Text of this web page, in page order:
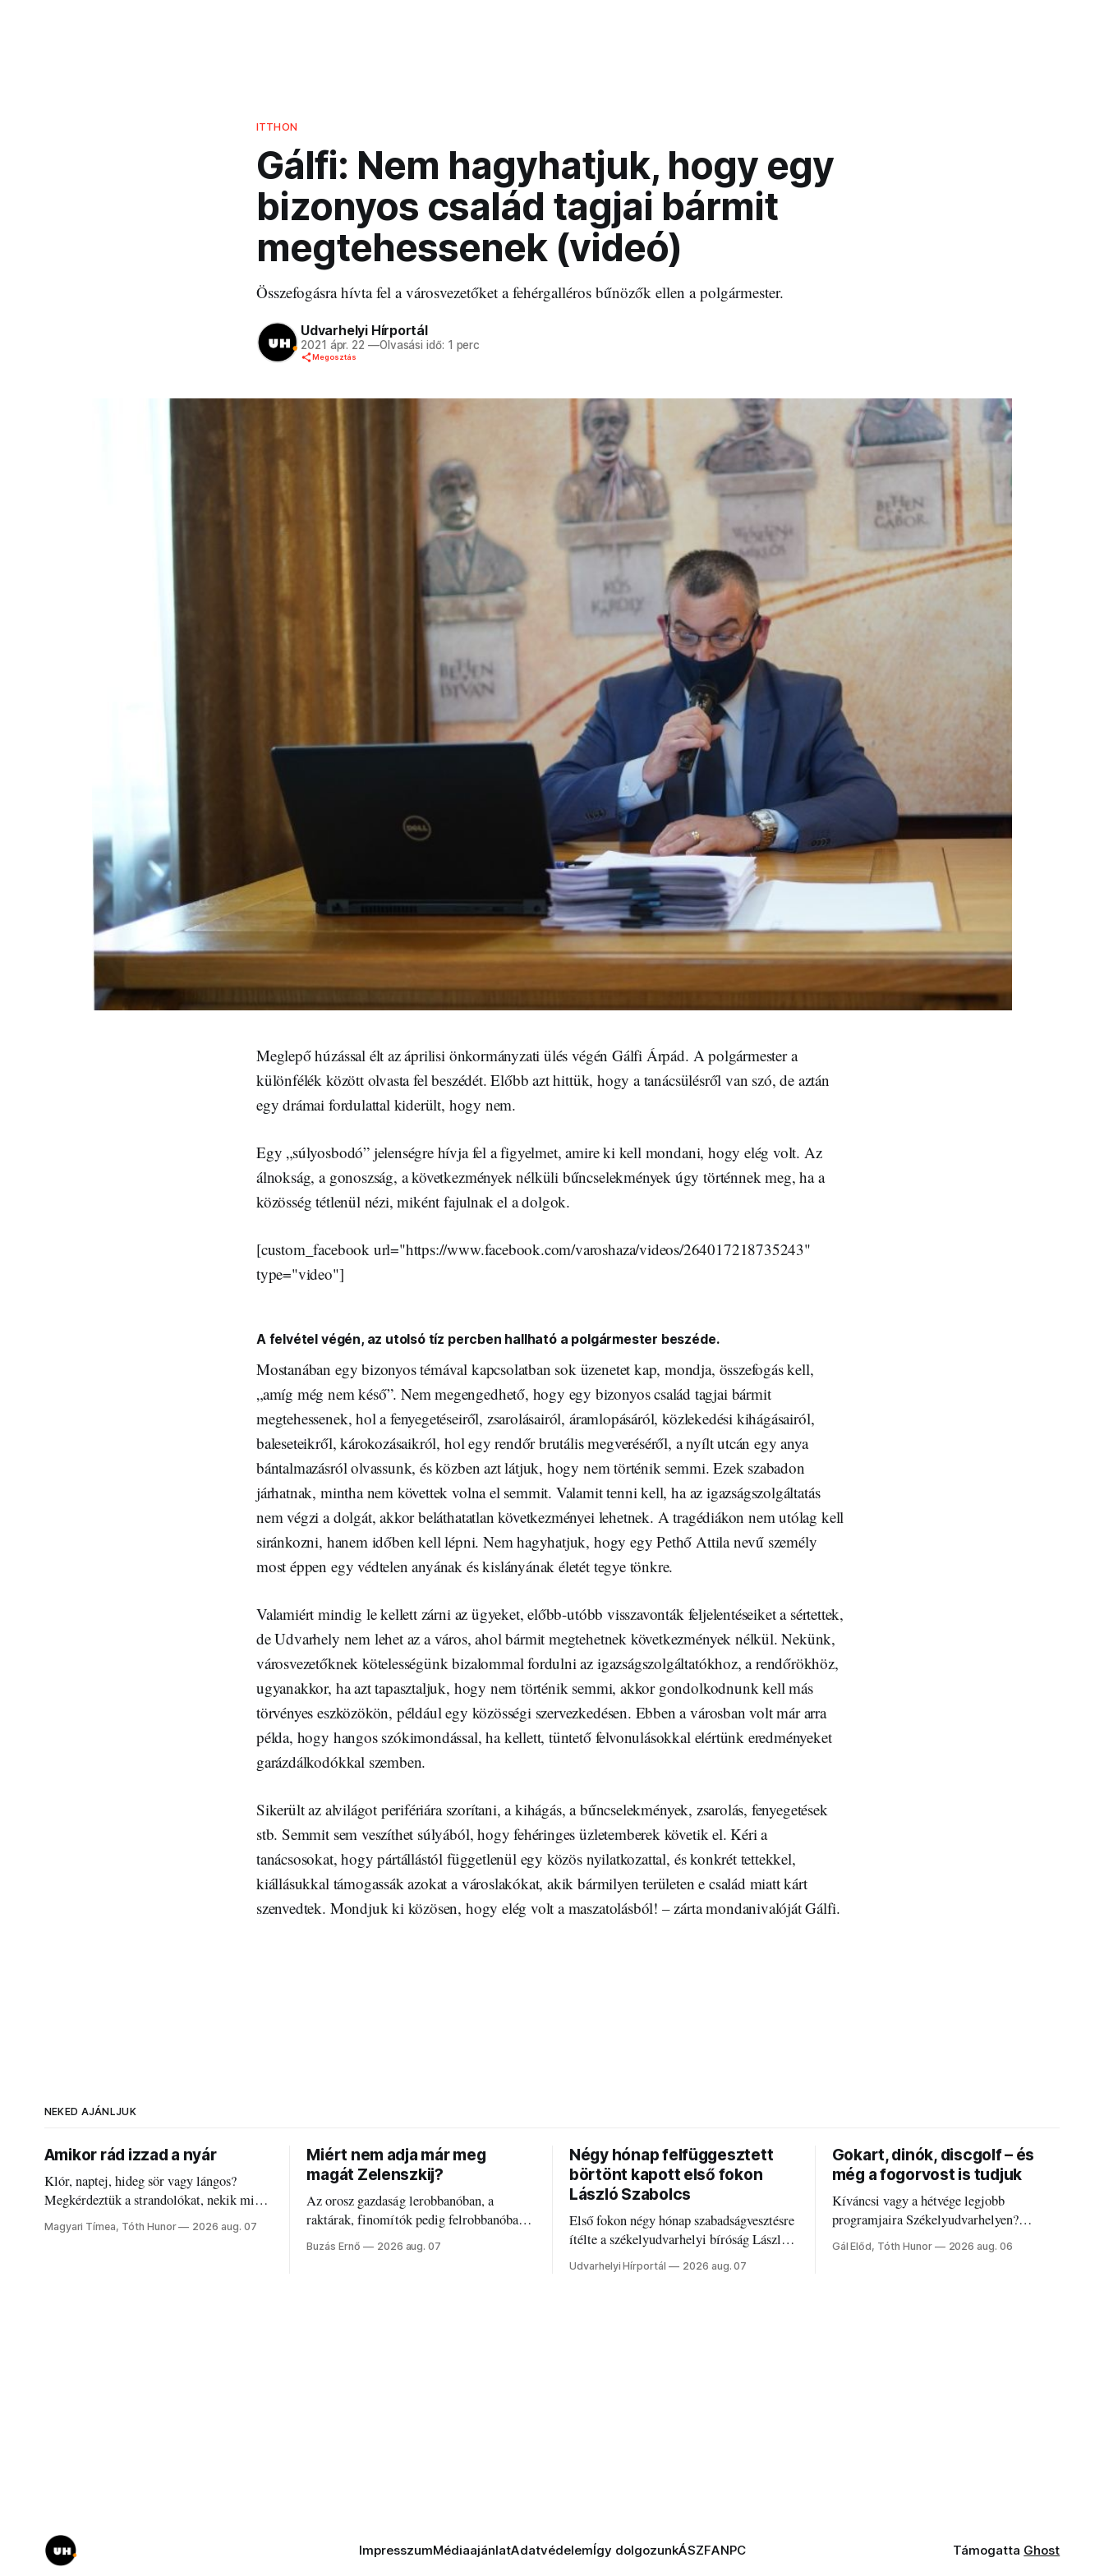
ITTHON
Gálfi: Nem hagyhatjuk, hogy egy
bizonyos család tagjai bármit
megtehessenek (videó)
Összefogásra hívta fel a városvezetőket a fehérgalléros bűnözők ellen a polgármester.
Udvarhelyi Hírportál
2021 ápr. 22 —Olvasási idő: 1 perc
Megosztás
Meglepő húzással élt az áprilisi önkormányzati ülés végén Gálfi Árpád. A polgármester a
különfélék között olvasta fel beszédét. Előbb azt hittük, hogy a tanácsülésről van szó, de aztán
egy drámai fordulattal kiderült, hogy nem.
Egy „súlyosbodó” jelenségre hívja fel a figyelmet, amire ki kell mondani, hogy elég volt. Az
álnokság, a gonoszság, a következmények nélküli bűncselekmények úgy történnek meg, ha a
közösség tétlenül nézi, miként fajulnak el a dolgok.
[custom_facebook url="https://www.facebook.com/varoshaza/videos/264017218735243"
type="video"]
A felvétel végén, az utolsó tíz percben hallható a polgármester beszéde.
Mostanában egy bizonyos témával kapcsolatban sok üzenetet kap, mondja, összefogás kell,
„amíg még nem késő”. Nem megengedhető, hogy egy bizonyos család tagjai bármit
megtehessenek, hol a fenyegetéseiről, zsarolásairól, áramlopásáról, közlekedési kihágásairól,
baleseteikről, károkozásaikról, hol egy rendőr brutális megveréséről, a nyílt utcán egy anya
bántalmazásról olvassunk, és közben azt látjuk, hogy nem történik semmi. Ezek szabadon
járhatnak, mintha nem követtek volna el semmit. Valamit tenni kell, ha az igazságszolgáltatás
nem végzi a dolgát, akkor beláthatatlan következményei lehetnek. A tragédiákon nem utólag kell
siránkozni, hanem időben kell lépni. Nem hagyhatjuk, hogy egy Pethő Attila nevű személy
most éppen egy védtelen anyának és kislányának életét tegye tönkre.
Valamiért mindig le kellett zárni az ügyeket, előbb-utóbb visszavonták feljelentéseiket a sértettek,
de Udvarhely nem lehet az a város, ahol bármit megtehetnek következmények nélkül. Nekünk,
városvezetőknek kötelességünk bizalommal fordulni az igazságszolgáltatókhoz, a rendőrökhöz,
ugyanakkor, ha azt tapasztaljuk, hogy nem történik semmi, akkor gondolkodnunk kell más
törvényes eszközökön, például egy közösségi szervezkedésen. Ebben a városban volt már arra
példa, hogy hangos szókimondással, ha kellett, tüntető felvonulásokkal elértünk eredményeket
garázdálkodókkal szemben.
Sikerült az alvilágot perifériára szorítani, a kihágás, a bűncselekmények, zsarolás, fenyegetések
stb. Semmit sem veszíthet súlyából, hogy fehéringes üzletemberek követik el. Kéri a
tanácsosokat, hogy pártállástól függetlenül egy közös nyilatkozattal, és konkrét tettekkel,
kiállásukkal támogassák azokat a városlakókat, akik bármilyen területen e család miatt kárt
szenvedtek. Mondjuk ki közösen, hogy elég volt a maszatolásból! – zárta mondanivalóját Gálfi.
NEKED AJÁNLJUK
Amikor rád izzad a nyár
Klór, naptej, hideg sör vagy lángos?
Megkérdeztük a strandolókat, nekik mi
jelenti a nyarat, és hogyan bírják a
kánikulát.
Magyari Tímea, Tóth Hunor 2026 aug. 07
Miért nem adja már meg
magát Zelenszkij?
Az orosz gazdaság lerobbanóban, a
raktárak, finomítók pedig felrobbanóban.
Akárcsak az ukrán népharag, amikor
elégedetlen vezetőivel.
Buzás Ernő 2026 aug. 07
Négy hónap felfüggesztett
börtönt kapott első fokon
László Szabolcs
Első fokon négy hónap szabadságvesztésre
ítélte a székelyudvarhelyi bíróság László
Szabolcsot.
Udvarhelyi Hírportál 2026 aug. 07
Gokart, dinók, discgolf – és
még a fogorvost is tudjuk
Kíváncsi vagy a hétvége legjobb
programjaira Székelyudvarhelyen?
Nálunk megtalálod őket – sőt, ha baj van a
fogaddal, a fogorvosi ügyeletet is!
Gál Előd, Tóth Hunor 2026 aug. 06
ImpresszumMédiaajánlatAdatvédelemÍgy dolgozunkÁSZFANPC Támogatta Ghost